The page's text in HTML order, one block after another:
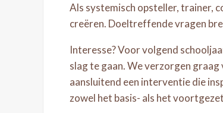
Als systemisch opsteller, trainer,
creëren. Doeltreffende vragen
Interesse? Voor volgend
slag te gaan. We verzorgen
aansluitend een interventie die
zowel het basis- als het